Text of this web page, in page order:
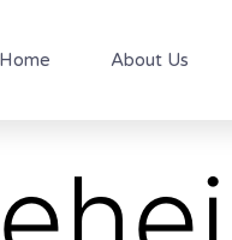
Home About Us